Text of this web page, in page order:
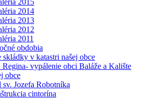
2015
2014
2013
2012
2011
obdobia
skládky v katastri našej obce
vypálenie obci Baláže a Kalište
obce
sv. Jozefa Robotníka
cintorína